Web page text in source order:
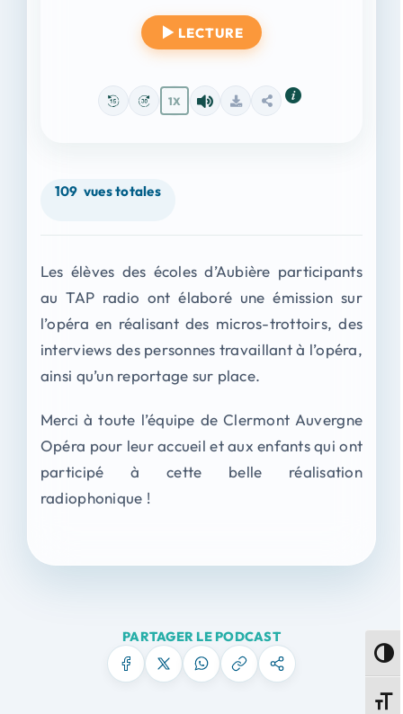
LECTURE
1X
109 vues totales
Les élèves des écoles d’Aubière participants
au TAP radio ont élaboré une émission sur
l’opéra en réalisant des micros-trottoirs, des
interviews des personnes travaillant à l’opéra,
ainsi qu’un reportage sur place.
Merci à toute l’équipe de Clermont Auvergne
Opéra pour leur accueil et aux enfants qui ont
participé à cette belle réalisation
radiophonique !
PARTAGER LE PODCAST